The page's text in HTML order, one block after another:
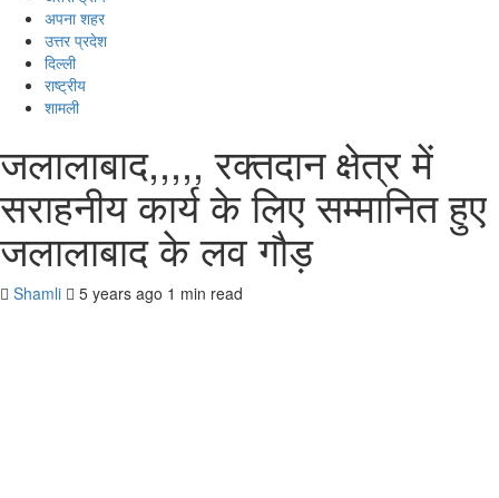
अपना शहर
उत्तर प्रदेश
दिल्ली
राष्ट्रीय
शामली
जलालाबाद,,,,, रक्तदान क्षेत्र में
सराहनीय कार्य के लिए सम्मानित हुए
जलालाबाद के लव गौड़
Shamli 5 years ago 1 min read